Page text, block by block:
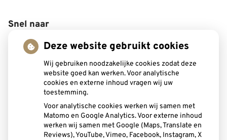
Snel naar
Inschrijven
Spoed
Deze website gebruikt cookies
Wij gebruiken noodzakelijke cookies zodat deze
website goed kan werken. Voor analytische
cookies en externe inhoud vragen wij uw
toestemming.
Voor analytische cookies werken wij samen met
Matomo en Google Analytics. Voor externe inhoud
werken wij samen met Google (Maps, Translate en
Reviews), YouTube, Vimeo, Facebook, Instagram, X